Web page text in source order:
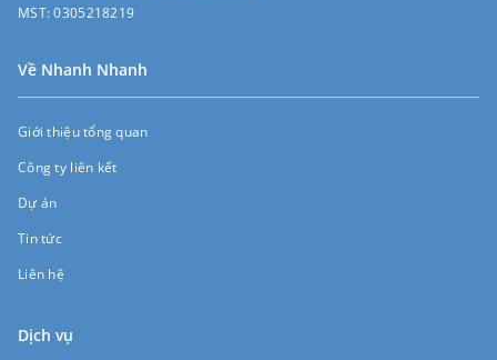
MST:0305218219
Về Nhanh Nhanh
Giới thiệu tổng quan
Công ty liên kết
Dự án
Tin tức
Liên hệ
Dịch vụ